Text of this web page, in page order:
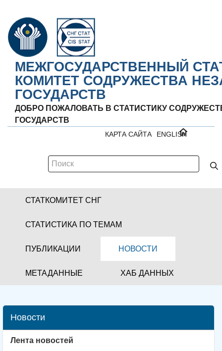
МЕЖГОСУДАРСТВЕННЫЙ
КОМИТЕТ СОДРУЖЕСТВА
ГОСУДАРСТВ
ДОБРО ПОЖАЛОВАТЬ В СТАТИСТИКУ
ГОСУДАРСТВ
ENGLISH
КАРТА САЙТА
СТАТКОМИТЕТ СНГ
СТАТИСТИКА ПО ТЕМАМ
ПУБЛИКАЦИИ НОВОСТИ
МЕТАДАННЫЕ ХАБ ДАННЫХ
Новости
Лента новостей